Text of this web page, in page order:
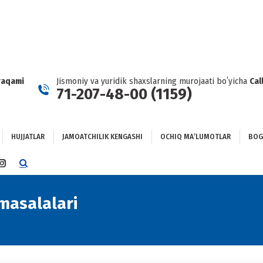
Jismoniy va yuridik shaxslarning murojaati boʻyicha
71-207-48-00 (1159)
HUJJATLAR JAMOATCHILIK KENGASHI OCHIQ MAʼLUMOTLAR
INSTAGRAM
IN